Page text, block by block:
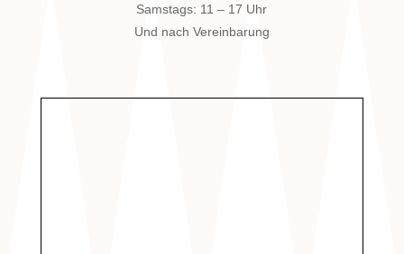
Samstags: 11 – 17 Uhr
Und nach Vereinbarung